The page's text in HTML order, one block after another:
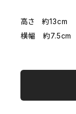
高さ 約13cm
横幅 約7.5cm